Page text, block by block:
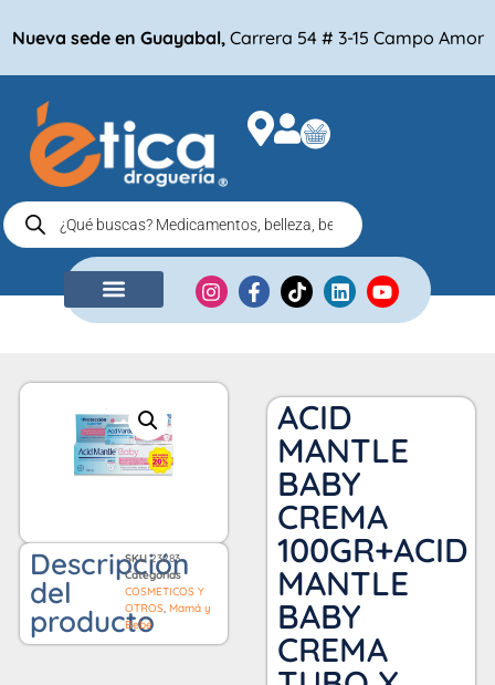
Nueva sede en Guayabal, Carrera 54 # 3-15 Campo Amor
Descripción
del
producto
SKU23283
Categorías
COSMETICOS Y
OTROS ,Mamá y
Bebé
ACID
MANTLE
BABY
CREMA
100GR+ACID
MANTLE
BABY
CREMA